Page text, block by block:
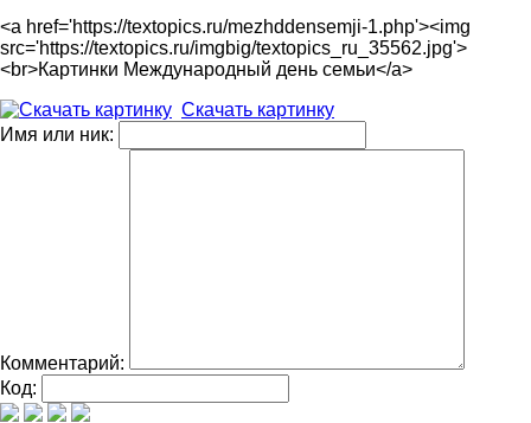
<a href='https://textopics.ru/mezhddensemji-1.php'><img
src='https://textopics.ru/imgbig/textopics_ru_35562.jpg'>
<br>Картинки Международный день семьи</a>
Скачать картинку
Имя или ник:
Комментарий:
Код: